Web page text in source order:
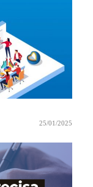
25/01/2025